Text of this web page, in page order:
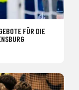
FÜR DIE